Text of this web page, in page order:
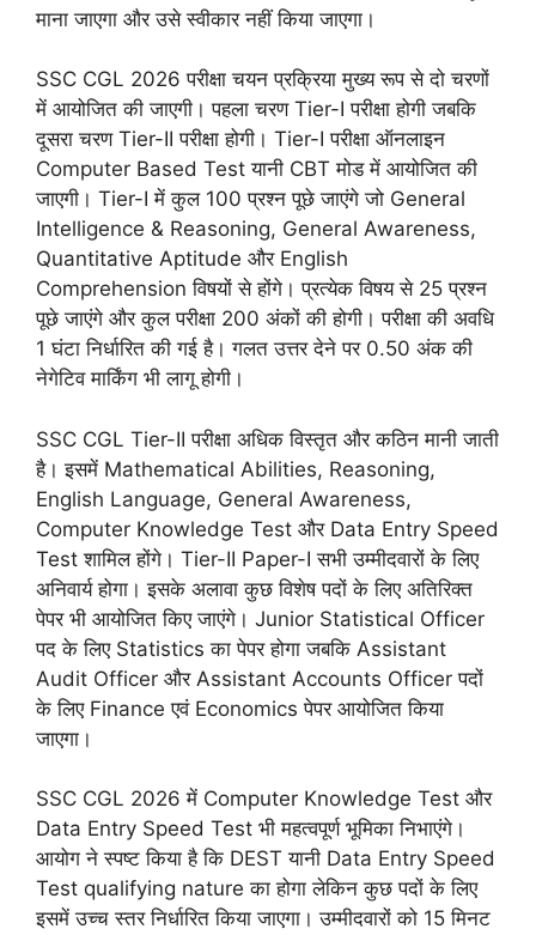
माना जाएगा और उसे स्वीकार नहीं किया जाएगा।
SSC CGL 2026 परीक्षा चयन प्रक्रिया मुख्य रूप से दो चरणों
में आयोजित की जाएगी। पहला चरण Tier-I परीक्षा होगी जबकि
दूसरा चरण Tier-II परीक्षा होगी। Tier-I परीक्षा ऑनलाइन
Computer Based Test यानी CBT मोड में आयोजित की
जाएगी। Tier-I में कुल 100 प्रश्न पूछे जाएंगे जो General
Intelligence & Reasoning, General Awareness,
Quantitative Aptitude और English
Comprehension विषयों से होंगे। प्रत्येक विषय से 25 प्रश्न
पूछे जाएंगे और कुल परीक्षा 200 अंकों की होगी। परीक्षा की अवधि
1 घंटा निर्धारित की गई है। गलत उत्तर देने पर 0.50 अंक की
नेगेटिव मार्किंग भी लागू होगी।
SSC CGL Tier-II परीक्षा अधिक विस्तृत और कठिन मानी जाती
है। इसमें Mathematical Abilities, Reasoning,
English Language, General Awareness,
Computer Knowledge Test और Data Entry Speed
Test शामिल होंगे। Tier-II Paper-I सभी उम्मीदवारों के लिए
अनिवार्य होगा। इसके अलावा कुछ विशेष पदों के लिए अतिरिक्त
पेपर भी आयोजित किए जाएंगे। Junior Statistical Officer
पद के लिए Statistics का पेपर होगा जबकि Assistant
Audit Officer और Assistant Accounts Officer पदों
के लिए Finance एवं Economics पेपर आयोजित किया
जाएगा।
SSC CGL 2026 में Computer Knowledge Test और
Data Entry Speed Test भी महत्वपूर्ण भूमिका निभाएंगे।
आयोग ने स्पष्ट किया है कि DEST यानी Data Entry Speed
Test qualifying nature का होगा लेकिन कुछ पदों के लिए
इसमें उच्च स्तर निर्धारित किया जाएगा। उम्मीदवारों को 15 मिनट